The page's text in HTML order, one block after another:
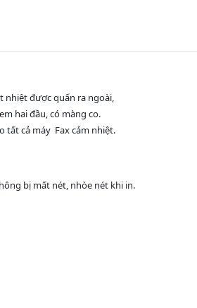
được quấn ra ngoài,
hai đầu, có màng co.
tất cả máy Fax cảm nhiệt.
bị mất nét, nhòe nét khi in.